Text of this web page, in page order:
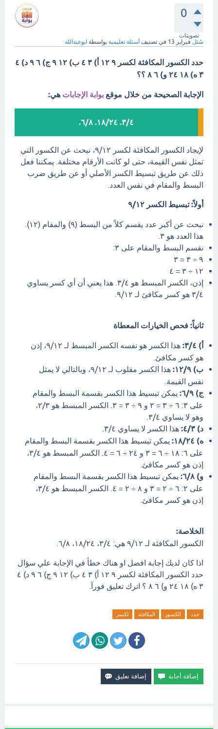
0
تصويتات
سُئل فبراير 13 في تصنيف أسئلة تعليمية بواسطة ابوعبدالله
حدد الكسور المكافئة لكسر ٩ ١٢ أ) ٣ ٤ ب) ١٢ ٩ ج) ٦ ٩ د) ٤
٣ ه) ١٨ ٢٤ و) ٦ ٨ ؟؟
الإجابة الصحيحة من خلال موقع بوابة الإجابات هي:
٣/٤. ١٨/٢٤. ٦/٨.
لإيجاد الكسور المكافئة لكسر ٩/١٢، نبحث عن الكسور التي
تمثل نفس القيمة، حتى لو كانت الأرقام مختلفة. يمكننا فعل
ذلك عن طريق تبسيط الكسر الأصلي أو عن طريق ضرب
البسط والمقام في نفس العدد.
أولاً: تبسيط الكسر ٩/١٢
نبحث عن أكبر عدد يقسم كلاً من البسط (٩) والمقام (١٢).
هذا العدد هو ٣.
نقسم البسط والمقام على ٣:
٩ ÷ ٣ = ٣
١٢ ÷ ٣ = ٤
إذن، الكسر المبسط هو ٣/٤. هذا يعني أن أي كسر يساوي
٣/٤ هو كسر مكافئ لـ ٩/١٢.
ثانياً: فحص الخيارات المعطاة
أ) ٣/٤:
هذا الكسر هو نفسه الكسر المبسط لـ ٩/١٢، إذن
هو كسر مكافئ.
ب) ١٢/٩:
هذا الكسر مقلوب لـ ٩/١٢، وبالتالي لا يمثل
نفس القيمة.
ج) ٦/٩:
يمكن تبسيط هذا الكسر بقسمة البسط والمقام
على ٣: ٦ ÷ ٣ = ٢ و ٩ ÷ ٣ = ٣. الكسر المبسط هو ٢/٣،
وهو لا يساوي ٣/٤.
د) ٤/٣: هذا الكسر لا يساوي ٣/٤.
ه) ١٨/٢٤:
يمكن تبسيط هذا الكسر بقسمة البسط والمقام
على ٦: ١٨ ÷ ٦ = ٣ و ٢٤ ÷ ٦ = ٤. الكسر المبسط هو ٣/٤،
إذن هو كسر مكافئ.
و) ٦/٨:
يمكن تبسيط هذا الكسر بقسمة البسط والمقام
على ٢: ٦ ÷ ٢ = ٣ و ٨ ÷ ٢ = ٤. الكسر المبسط هو ٣/٤،
إذن هو كسر مكافئ.
الخلاصة:
الكسور المكافئة لـ ٩/١٢ هي: ٣/٤، ١٨/٢٤، ٦/٨.
اذا كان لديك إجابة افضل او هناك خطأ في الإجابة علي سؤال
حدد الكسور المكافئة لكسر ٩ ١٢ أ) ٣ ٤ ب) ١٢ ٩ ج) ٦ ٩ د) ٤
٣ ه) ١٨ ٢٤ و) ٦ ٨ ؟ اترك تعليق فورآ.
حدد الكسور المكافئة لكسر